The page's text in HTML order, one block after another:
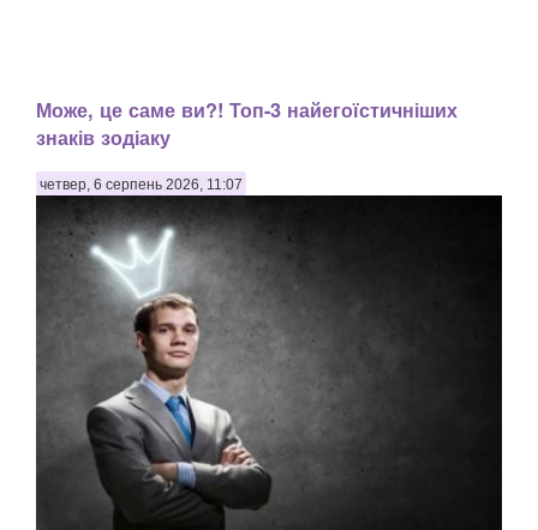
Може, це саме ви?! Топ-3 найегоїстичніших
знаків зодіаку
четвер, 6 серпень 2026, 11:07